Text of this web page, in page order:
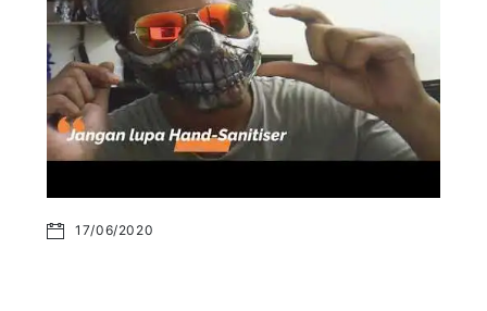
17/06/2020